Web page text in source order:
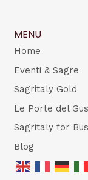
MENU
Home
Eventi & Sagre
Sagritaly Gold
Le Porte del
Sagritaly for
Blog